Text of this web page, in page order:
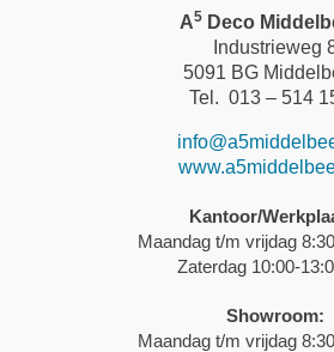
A5 Deco
Industrieweg
5091 BG
Tel. 013 – 514
Kantoor/
Maandag t/m vrijdag
Zaterdag 10:00-
Showroom:
Maandag t/m vrijdag